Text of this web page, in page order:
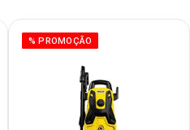
% PROMOÇÃO